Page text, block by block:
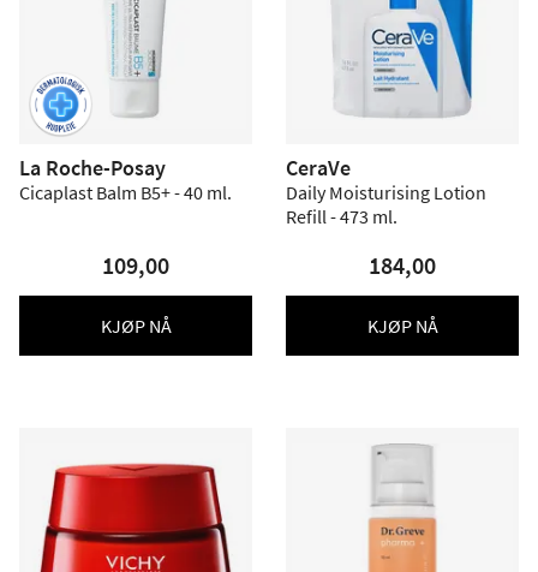
La Roche-Posay
Cicaplast Balm B5+ - 40 ml.
109,00
KJØP NÅ
CeraVe
Daily Moisturising Lotion
Refill - 473 ml.
184,00
KJØP NÅ